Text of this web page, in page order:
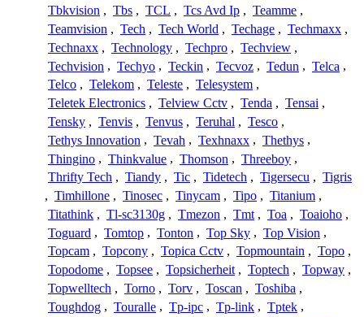
Tbkvision , Tbs , TCL , Tcs Avd Ip , Teamme ,
Teamvision , Tech , Tech World , Techage , Techmaxx ,
Technaxx , Technology , Techpro , Techview ,
Techvision , Techyo , Teckin , Tecvoz , Tedun , Telca ,
Telco , Telekom , Teleste , Telesystem ,
Teletek Electronics , Telview Cctv , Tenda , Tensai ,
Tensky , Tenvis , Tenvus , Teruhal , Tesco ,
Tethys Innovation , Tevah , Texhnaxx , Thethys ,
Thingino , Thinkvalue , Thomson , Threeboy ,
Thrifty Tech , Tiandy , Tic , Tidetech , Tigersecu , Tigris
, Timhillone , Tinosec , Tinycam , Tipo , Titanium ,
Titathink , Tl-sc3130g , Tmezon , Tmt , Toa , Toaioho ,
Toguard , Tomtop , Tonton , Top Sky , Top Vision ,
Topcam , Topcony , Topica Cctv , Topmountain , Topo ,
Topodome , Topsee , Topsicherheit , Toptech , Topway ,
Topwelltech , Torno , Torv , Toscan , Toshiba ,
Toughdog , Touralle , Tp-ipc , Tp-link , Tptek ,